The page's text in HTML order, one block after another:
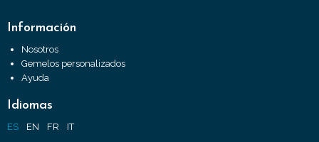
Información
Nosotros
Gemelos personalizados
Ayuda
Idiomas
ES EN FR IT